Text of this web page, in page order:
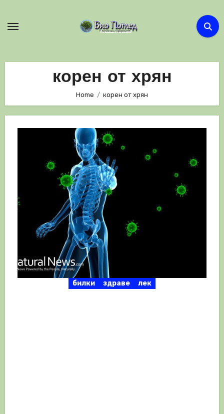
корен от хрян
Home корен от хрян
билки здраве лек